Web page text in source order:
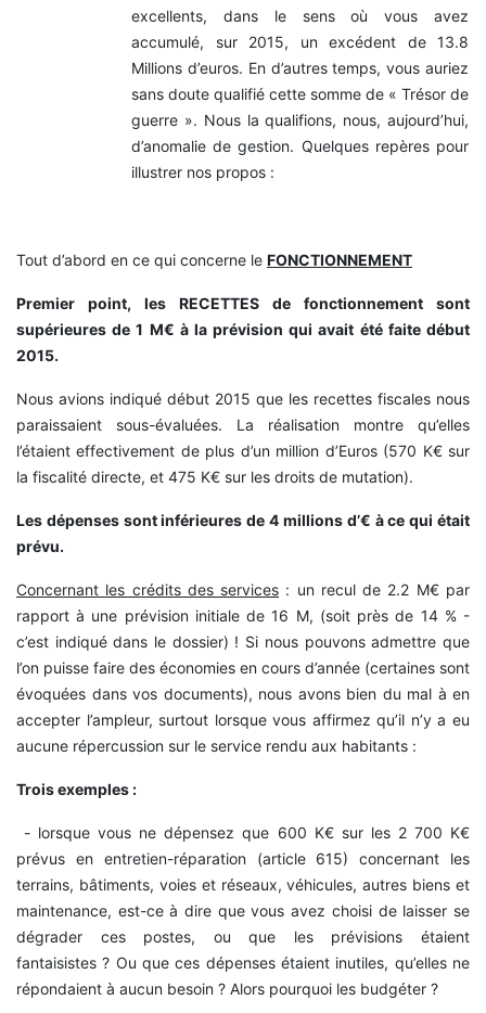
excellents, dans le sens où vous avez
accumulé, sur 2015, un excédent de 13.8
Millions d’euros. En d’autres temps, vous auriez
sans doute qualifié cette somme de « Trésor de
guerre ». Nous la qualifions, nous, aujourd’hui,
d’anomalie de gestion. Quelques repères pour
illustrer nos propos :
Tout d’abord en ce qui concerne le FONCTIONNEMENT
Premier point, les RECETTES de fonctionnement sont
supérieures de 1 M€ à la prévision qui avait été faite début
2015.
Nous avions indiqué début 2015 que les recettes fiscales nous
paraissaient sous-évaluées. La réalisation montre qu’elles
l’étaient effectivement de plus d’un million d’Euros (570 K€ sur
la fiscalité directe, et 475 K€ sur les droits de mutation).
Les dépenses sont inférieures de 4 millions d’€ à ce qui était
prévu.
Concernant les crédits des services : un recul de 2.2 M€ par
rapport à une prévision initiale de 16 M, (soit près de 14 % -
c’est indiqué dans le dossier) ! Si nous pouvons admettre que
l’on puisse faire des économies en cours d’année (certaines sont
évoquées dans vos documents), nous avons bien du mal à en
accepter l’ampleur, surtout lorsque vous affirmez qu’il n’y a eu
aucune répercussion sur le service rendu aux habitants :
Trois exemples :
- lorsque vous ne dépensez que 600 K€ sur les 2 700 K€
prévus en entretien-réparation (article 615) concernant les
terrains, bâtiments, voies et réseaux, véhicules, autres biens et
maintenance, est-ce à dire que vous avez choisi de laisser se
dégrader ces postes, ou que les prévisions étaient
fantaisistes ? Ou que ces dépenses étaient inutiles, qu’elles ne
répondaient à aucun besoin ? Alors pourquoi les budgéter ?